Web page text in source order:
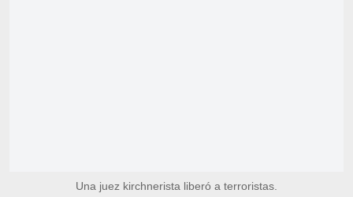
Una juez kirchnerista liberó a terroristas.